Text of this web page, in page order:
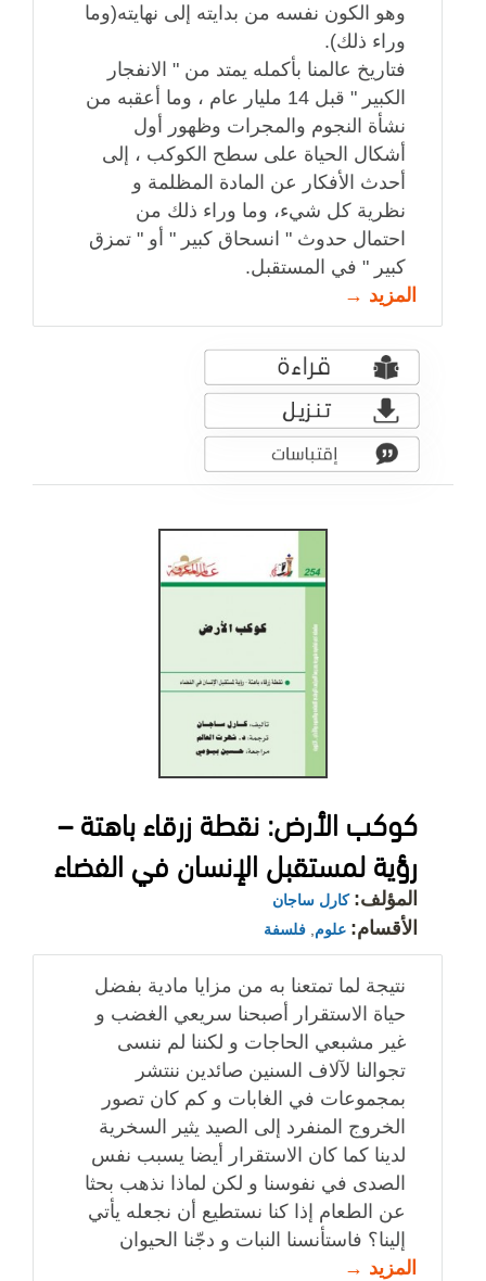
وهو الكون نفسه من بدايته إلى نهايته(وما
وراء ذلك).
فتاريخ عالمنا بأكمله يمتد من " الانفجار
الكبير " قبل 14 مليار عام ، وما أعقبه من
نشأة النجوم والمجرات وظهور أول
أشكال الحياة على سطح الكوكب ، إلى
أحدث الأفكار عن المادة المظلمة و
نظرية كل شيء، وما وراء ذلك من
احتمال حدوث " انسحاق كبير " أو " تمزق
كبير " في المستقبل.
المزيد →
كوكب الأرض: نقطة زرقاء باهتة –
رؤية لمستقبل الإنسان في الفضاء
المؤلف: كارل ساجان
الأقسام: علوم, فلسفة
نتيجة لما تمتعنا به من مزايا مادية بفضل
حياة الاستقرار أصبحنا سريعي الغضب و
غير مشبعي الحاجات و لكننا لم ننسى
تجوالنا لآلاف السنين صائدين ننتشر
بمجموعات في الغابات و كم كان تصور
الخروج المنفرد إلى الصيد يثير السخرية
لدينا كما كان الاستقرار أيضا يسبب نفس
الصدى في نفوسنا و لكن لماذا نذهب بحثا
عن الطعام إذا كنا نستطيع أن نجعله يأتي
إلينا؟ فاستأنسنا النبات و دجّنا الحيوان
المزيد →